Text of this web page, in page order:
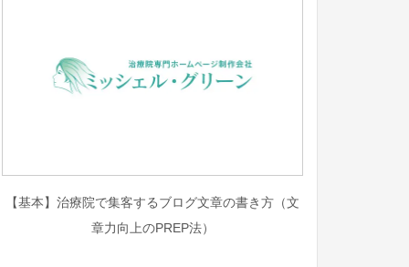
【基本】治療院で集客するブログ文章の書き方（文
章力向上のPREP法）